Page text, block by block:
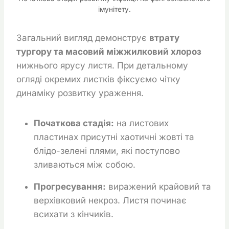
імунітету.
Загальний вигляд демонструє втрату
тургору та масовий міжжилковий хлороз
нижнього ярусу листя. При детальному
огляді окремих листків фіксуємо чітку
динаміку розвитку ураження.
Початкова стадія: на листових
пластинах присутні хаотичні жовті та
блідо-зелені плями, які поступово
зливаються між собою.
Прогресування: виражений крайовий та
верхівковий некроз. Листя починає
всихати з кінчиків.